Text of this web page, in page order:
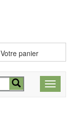
Votre panier
Toggle